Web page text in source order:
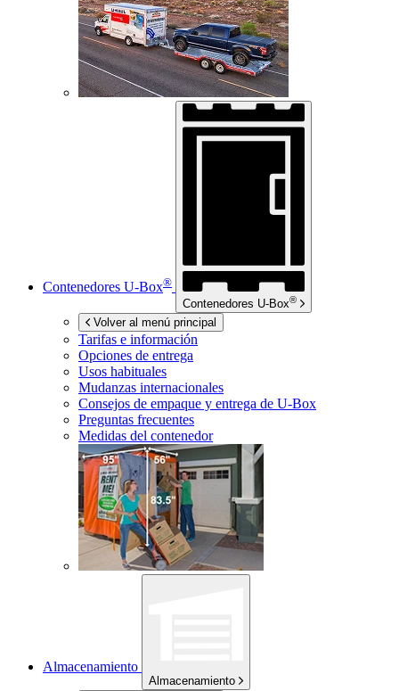
Contenedores U-Box®
Contenedores U-Box®
Volver al menú principal
Tarifas e información
Opciones de entrega
Usos habituales
Mudanzas internacionales
Consejos de empaque y entrega de U-Box
Preguntas frecuentes
Medidas del contenedor
Almacenamiento
Almacenamiento